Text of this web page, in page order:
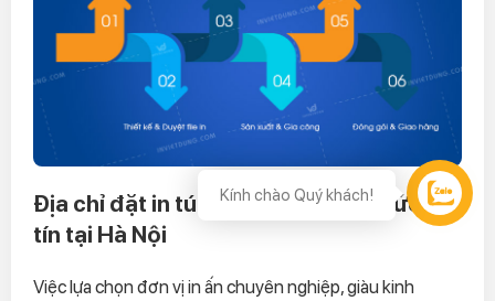
Địa chỉ đặt in túi giấy đựng trang sức uy
tín tại Hà Nội
Việc lựa chọn đơn vị in ấn chuyên nghiệp, giàu kinh
Hỗ trợ
Kính chào Quý khách!